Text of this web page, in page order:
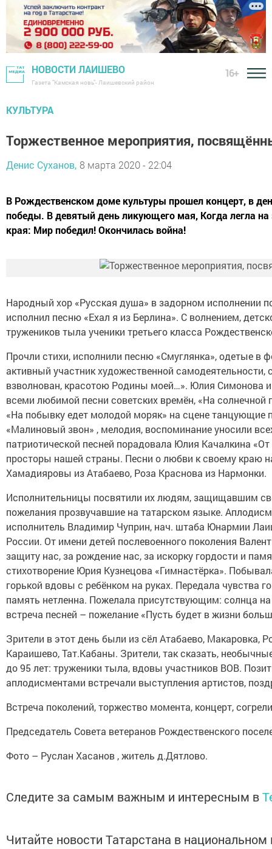
НОВОСТИ ЛАИШЕВО
Газета "Камская новь"- Лаишевский район
16+
КУЛЬТУРА
Торжественное мероприятия,
Денис Суханов, 8 марта 2020 - 22:04
В Рождественском доме культуры прошел концерт, в
победы. В девятый день ликующего мая, Когда легла
края: Мир победил! Окончилась война!
Народный хор «Русская душа» в задорном исполнении
исполнил песню «Ехал я из Берлина». С волнением,
тружеников тыла ученики третьего класса
Прочли стихи, исполнили песню «Смуглянка», одетые в
активный участник художественной
взволнован, красотою Родины моей…». Юлия Симонова
всеми любимой песни советских времён, «На
«На побывку едет молодой моряк» на сцене
«Малиновый звон» , мелодия, воспоминание уносили
патриотической песней порадовала Юлия Качалкина
просторы нашей страны. Песни о любви к своему краю
Хамадияровы из Атабаево, Роза Краснова из Нармонки.
Исполнительницы посвятили их людям, защищавшим
пожелания прозвучавшие на татарском языке.
исполнитель Владимир Чуприн, нач. штаба Юнармии
России. От имени детей послевоенного поколения
защиту нас, за рождение нас, за искорку гордости и
стихотворение Юрия Кузнецова «Гимнастёрка».
горькой вдовы с ребёнком на руках. Передала чувства
память нетленна. Пожелала присутствующим: солнца
встреча песней – пожелание «Пусть будет в жизни
Зрители в этот день были из сёл Атабаево, Макаровка,
Караишево, Тат.Кабаны. Зрители, так сказать,
до 95 лет: труженики тыла, вдовы участников ВОВ.
аплодисментами встречали выступления артистов,
Встреча поколений, торжество момента, концерт,
Председатель Совета ветеранов Рождественского
Фото – Руслан Хасанов , житель д.Дятлово.
Следите за самым важным и интересным в
Читайте новости Татарстана в